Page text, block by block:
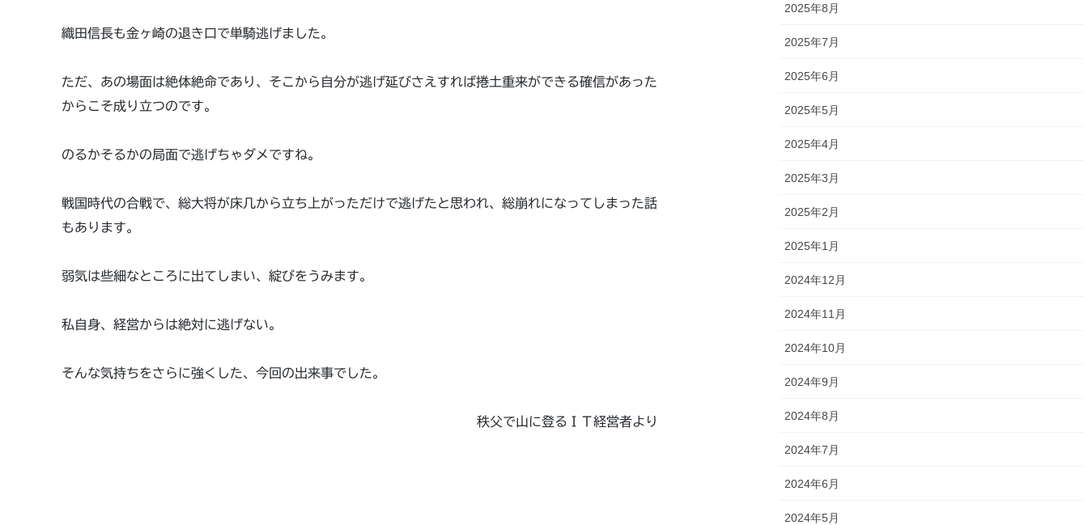
織田信長も金ヶ崎の退き口で単騎逃げました。
ただ、あの場面は絶体絶命であり、そこから自分が逃げ延びさえすれば捲土重来ができる確信があった
からこそ成り立つのです。
のるかそるかの局面で逃げちゃダメですね。
戦国時代の合戦で、総大将が床几から立ち上がっただけで逃げたと思われ、総崩れになってしまった話
もあります。
弱気は些細なところに出てしまい、綻びをうみます。
私自身、経営からは絶対に逃げない。
そんな気持ちをさらに強くした、今回の出来事でした。
秩父で山に登るＩＴ経営者より
2025年8月
2025年7月
2025年6月
2025年5月
2025年4月
2025年3月
2025年2月
2025年1月
2024年12月
2024年11月
2024年10月
2024年9月
2024年8月
2024年7月
2024年6月
2024年5月